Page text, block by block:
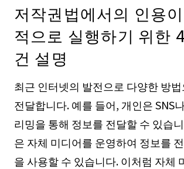
저작권법에서의 인용
적으로 실행하기 위한
건 설명
최근 인터넷의 발전으로 다양한 방
전달합니다. 예를 들어, 개인은 SNS
리밍을 통해 정보를 전달할 수 있습
은 자체 미디어를 운영하여 정보를
을 사용할 수 있습니다. 이처럼 자체